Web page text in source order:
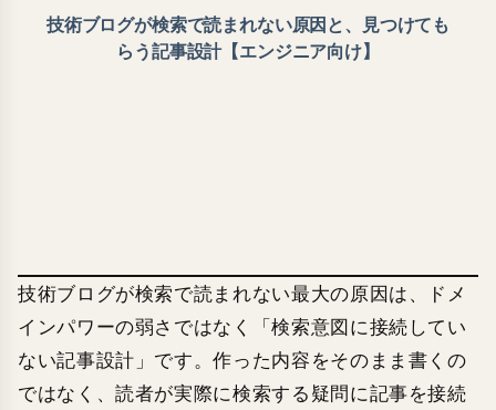
技術ブログが検索で読まれない原因と、見つけても
らう記事設計【エンジニア向け】
技術ブログが検索で読まれない最大の原因は、ドメ
インパワーの弱さではなく「検索意図に接続してい
ない記事設計」です。作った内容をそのまま書くの
ではなく、読者が実際に検索する疑問に記事を接続